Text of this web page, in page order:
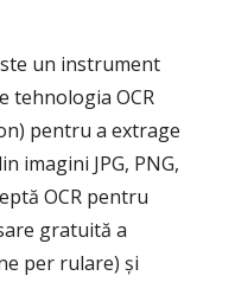
un instrument
tehnologia OCR
pentru a extrage
imagini JPG, PNG,
OCR pentru
gratuită a
per rulare) și